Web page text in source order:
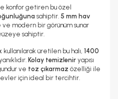
konfor getiren bu özel
sahiptir. 5 mm hav
modern bir görünüm sunar
sahiptir.
kullanılarak üretilen bu halı, 1400
Kolay temizlenir yapısı
ve toz çıkarmaz özelliği ile
için ideal bir tercihtir.